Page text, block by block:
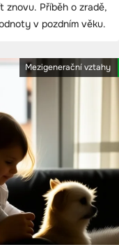
znovu. Příběh o zradě,
v pozdním věku.
Mezigenerační vztahy